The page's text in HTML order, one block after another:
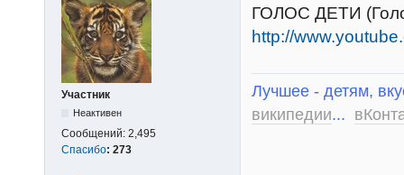
Участник
Неактивен
Сообщений: 2,495
Спасибо: 273
ГОЛОС ДЕТИ
http://
Лучшее - детям,
википедии...